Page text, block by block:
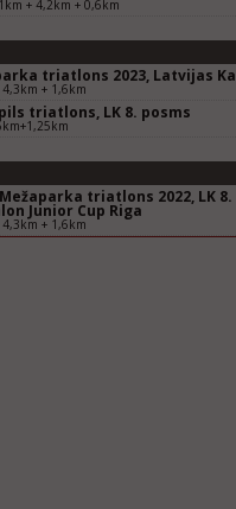
+ 4,2km + 0,6km
triatlons 2023, Latvijas
+ 1,6km
triatlons, LK 8. posms
triatlons 2022, LK
Junior Cup Riga
+ 1,6km